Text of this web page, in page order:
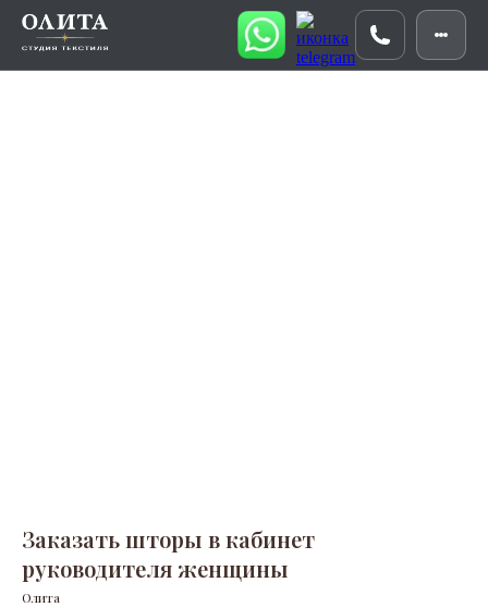
Заказать шторы в кабинет
руководителя женщины
Олита